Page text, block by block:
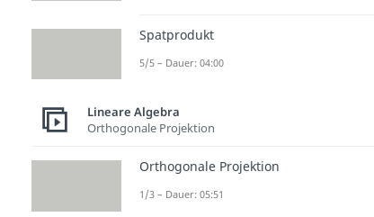
Spatprodukt
5/5 – Dauer: 04:00
Lineare Algebra
Orthogonale Projektion
Orthogonale Projektion
1/3 – Dauer: 05:51